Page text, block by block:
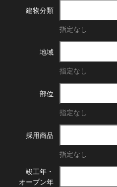
建物分類
指定なし
地域
指定なし
部位
指定なし
採用商品
指定なし
竣工年・
オープン年